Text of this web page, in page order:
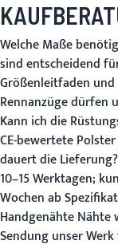
Welche Maße
sind entscheidend
Größenleitfaden
Rennanzüge dürfen
Kann ich die
CE-bewertete
dauert die Lieferung?
10–15 Werktagen;
Wochen ab
Handgenähte
Sendung unser